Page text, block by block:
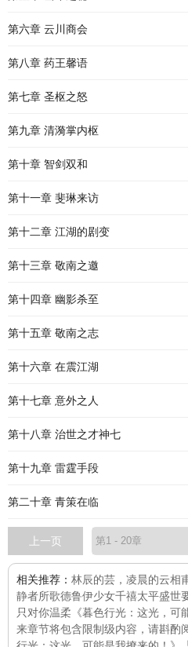
第六章 云川商会
第八章 药王馨语
第七章 圣枢之怒
第九章 清漪掌内枢
第十章 智剑双和
第十一章 斐琳来访
第十二章 江湖的剧变
第十三章 敬南之邀
第十四章 幽影杀至
第十五章 敬南之志
第十六章 在震江湖
第十七章 意外之人
第十八章 治世之才神七
第十九章 雷霆手段
第二十章 青策在临
上一页
相关推荐： 林辰的芸，凌晨的云相
静者所歌德鲁伊少女千禧太平盛世
只对你温柔 《暮色行光：这光，
来章节将包含限制级内容，请斟酌